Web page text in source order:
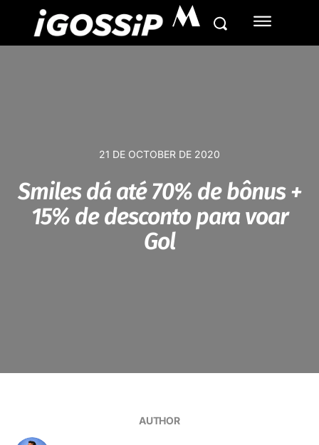
M
21 DE OCTOBER DE 2020
Smiles dá até 70% de bônus +
15% de desconto para voar
Gol
AUTHOR